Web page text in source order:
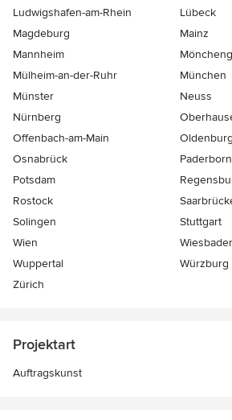
Ludwigshafen-am-Rhein
Lübeck
Magdeburg
Mainz
Mannheim
Mülheim-an-der-Ruhr
München
Münster
Neuss
Nürnberg
Offenbach-am-Main
Oldenburg
Osnabrück
Paderborn
Potsdam
Rostock
Solingen
Stuttgart
Wien
Wuppertal
Würzburg
Zürich
Projektart
Auftragskunst